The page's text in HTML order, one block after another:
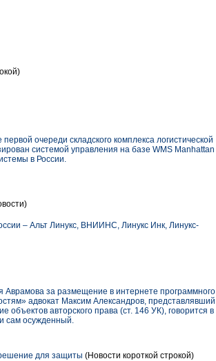
очереди складского комплекса логистической
системой управления на базе WMS Manhattan
в России.
– Альт Линукс, ВНИИНС, Линукс Инк, Линукс-
Аврамова за размещение в интернете программного
адвокат Максим Александров, представлявший
авторского права (ст. 146 УК), говорится в
сам осужденный.
для защиты (Новости короткой строкой)